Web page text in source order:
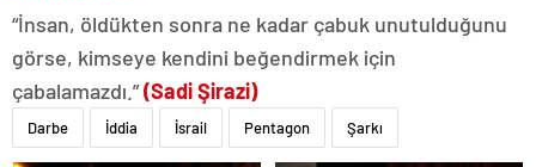
“İnsan, öldükten sonra ne kadar çabuk unutulduğunu
görse, kimseye kendini beğendirmek için
çabalamazdı.”(Sadi Şirazi)
Darbe İddia İsrail Pentagon Şarkı